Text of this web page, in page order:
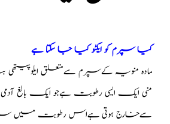
کیا سپرم کو ایکٹو کیا جا سکتا ہے
ماده منویہ کےسپرم سےمتعلق ایلوپیتھی
منی ایک ایسی رطوبت ہےجو ایک بالغ
سےخارج ہوتی ہےاس رطوبت میں